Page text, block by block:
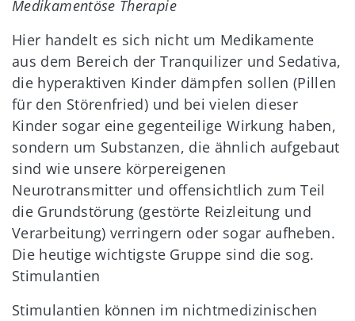
Medikamentöse Therapie
Hier handelt es sich nicht um Medikamente
aus dem Bereich der Tranquilizer und Sedativa,
die hyperaktiven Kinder dämpfen sollen (Pillen
für den Störenfried) und bei vielen dieser
Kinder sogar eine gegenteilige Wirkung haben,
sondern um Substanzen, die ähnlich aufgebaut
sind wie unsere körpereigenen
Neurotransmitter und offensichtlich zum Teil
die Grundstörung (gestörte Reizleitung und
Verarbeitung) verringern oder sogar aufheben.
Die heutige wichtigste Gruppe sind die sog.
Stimulantien
Stimulantien können im nichtmedizinischen